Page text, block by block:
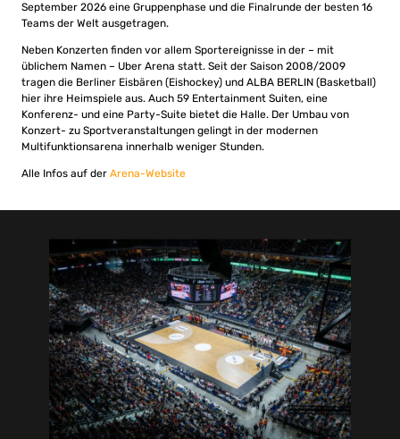
September 2026 eine Gruppenphase und die Finalrunde der besten 16
Teams der Welt ausgetragen.
Neben Konzerten finden vor allem Sportereignisse in der – mit
üblichem Namen – Uber Arena statt. Seit der Saison 2008/2009
tragen die Berliner Eisbären (Eishockey) und ALBA BERLIN (Basketball)
hier ihre Heimspiele aus. Auch 59 Entertainment Suiten, eine
Konferenz- und eine Party-Suite bietet die Halle. Der Umbau von
Konzert- zu Sportveranstaltungen gelingt in der modernen
Multifunktionsarena innerhalb weniger Stunden.
Alle Infos auf der Arena-Website